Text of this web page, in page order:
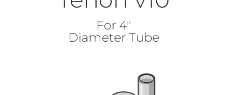
For 4″
Diameter Tube